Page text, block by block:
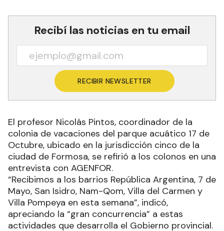
Recibí las noticias en tu email
RECIBIR NEWSLETTER
El profesor Nicolás Pintos, coordinador de la
colonia de vacaciones del parque acuático 17 de
Octubre, ubicado en la jurisdicción cinco de la
ciudad de Formosa, se refirió a los colonos en una
entrevista con AGENFOR.
“Recibimos a los barrios República Argentina, 7 de
Mayo, San Isidro, Nam-Qom, Villa del Carmen y
Villa Pompeya en esta semana”, indicó,
apreciando la “gran concurrencia” a estas
actividades que desarrolla el Gobierno provincial.